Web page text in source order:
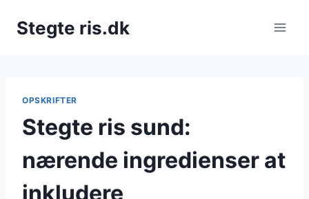
Stegte ris.dk
OPSKRIFTER
Stegte ris sund:
nærende ingredienser at
inkludere